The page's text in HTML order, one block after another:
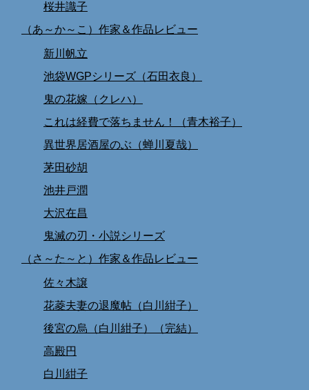
桜井識子
（あ～か～こ）作家＆作品レビュー
新川帆立
池袋WGPシリーズ（石田衣良）
鬼の花嫁（クレハ）
これは経費で落ちません！（青木裕子）
異世界居酒屋のぶ（蝉川夏哉）
茅田砂胡
池井戸潤
大沢在昌
鬼滅の刃・小説シリーズ
（さ～た～と）作家＆作品レビュー
佐々木譲
花菱夫妻の退魔帖（白川紺子）
後宮の烏（白川紺子）（完結）
高殿円
白川紺子